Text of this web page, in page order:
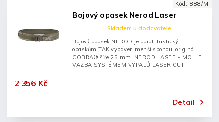
Bojový opasek Nerod Laser
Skladem u dodavatele
2 356 Kč
Detail
Bojový opasek NEROD je oproti taktickým
opaskům TAK vybaven menší sponou, originál
COBRA® šíře 25 mm. NEROD LASER - MOLLE
VAZBA SYSTÉMEM VÝPALŮ LASER CUT
Kód: 888/M